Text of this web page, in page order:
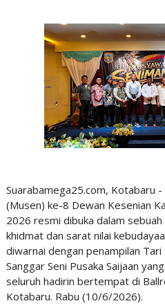
Suarabamega25.com, Kotabaru
(Musen) ke-8 Dewan Kesenian
2026 resmi dibuka dalam
khidmat dan sarat nilai
diwarnai dengan penampilan Tari
Sanggar Seni Pusaka Saijaan
seluruh hadirin bertempat di
Kotabaru. Rabu (10/6/2026).